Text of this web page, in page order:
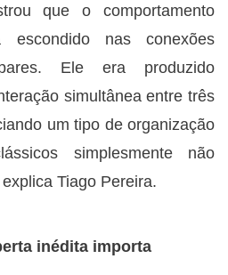
que o comportamento
escondido nas conexões
Ele era produzido
simultânea entre três
um tipo de organização
simplesmente não
Tiago Pereira.
inédita importa